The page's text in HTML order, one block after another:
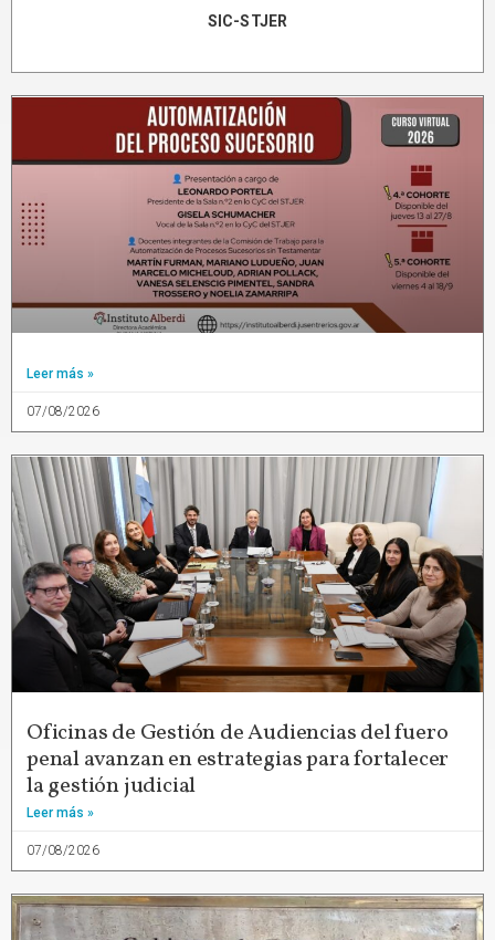
SIC-STJER
Leer más »
07/08/2026
Oficinas de Gestión de Audiencias del fuero
penal avanzan en estrategias para fortalecer
la gestión judicial
Leer más »
07/08/2026